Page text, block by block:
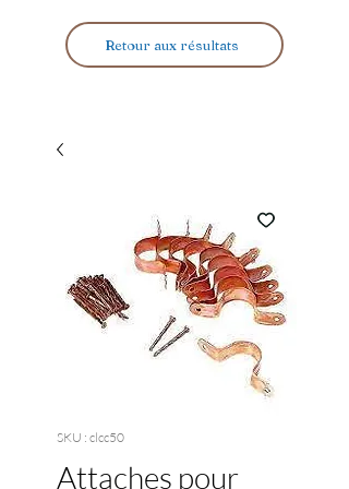
Retour aux résultats
SKU : clcc50
Attaches pour